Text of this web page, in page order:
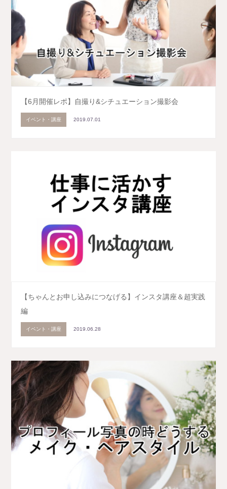
【6月開催レポ】自撮り&シチュエーション撮影会
イベント・講座 2019.07.01
【ちゃんとお申し込みにつなげる】インスタ講座＆超実践
編
イベント・講座 2019.06.28